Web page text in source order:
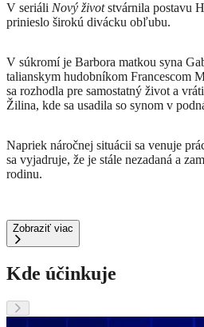
V seriáli Nový životstvárnila postavu
prinieslo širokú divácku obľubu.
V súkromí je Barbora matkou syna
talianskym hudobníkom Francescom
sa rozhodla pre samostatný život a
Žilina, kde sa usadila so synom v
Napriek náročnej situácii sa venuje
sa vyjadruje, že je stále nezadaná a
rodinu.
Zobraziť viac
Kde účinkuje